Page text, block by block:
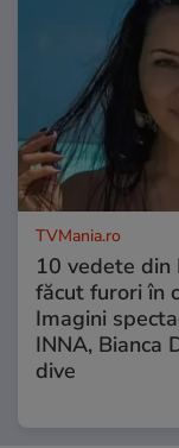
TVMania.ro
10 vedete din
făcut furori în
Imagini
INNA, Bianca
dive